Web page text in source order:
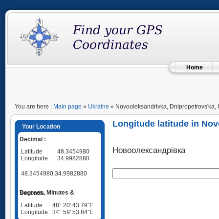
Home
You are here : Main page » Ukraine » Novooleksandrivka, Dnipropetrovs'ka,
Your Location
Decimal :
Latitude
48.3454980
Longitude
34.9982880
48.3454980,34.9982880
Degrees, Minutes & Seconds
Latitude
48° 20' 43.79"E
Longitude
34° 59' 53.84"E
Longitude latitude in
Новоолександрівка